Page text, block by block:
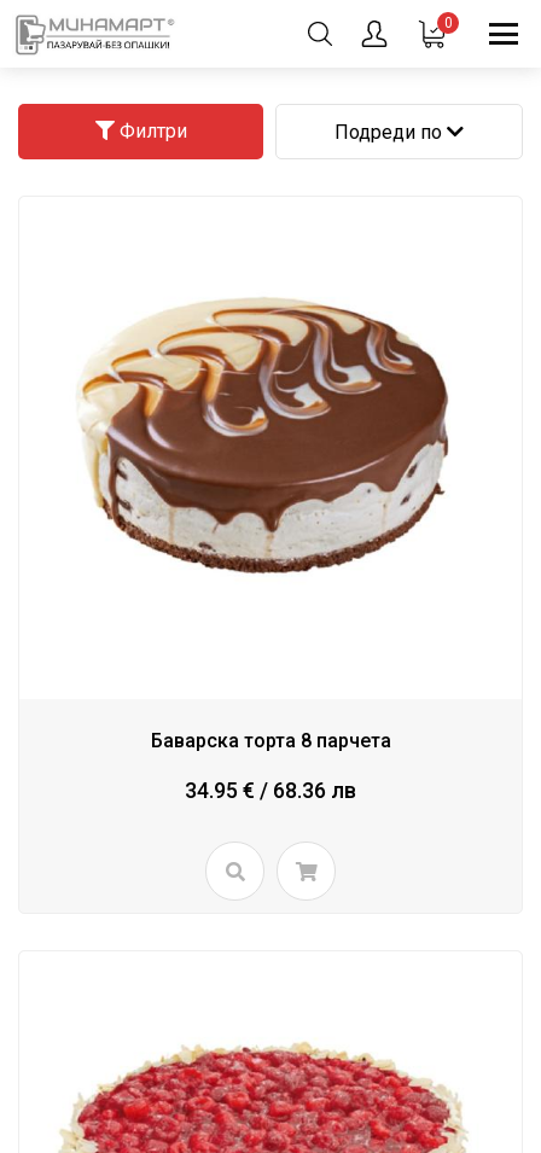
0
Филтри Подреди по
Баварска торта 8 парчета
34.95 € / 68.36 лв